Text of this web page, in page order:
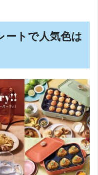
ートで人気色は